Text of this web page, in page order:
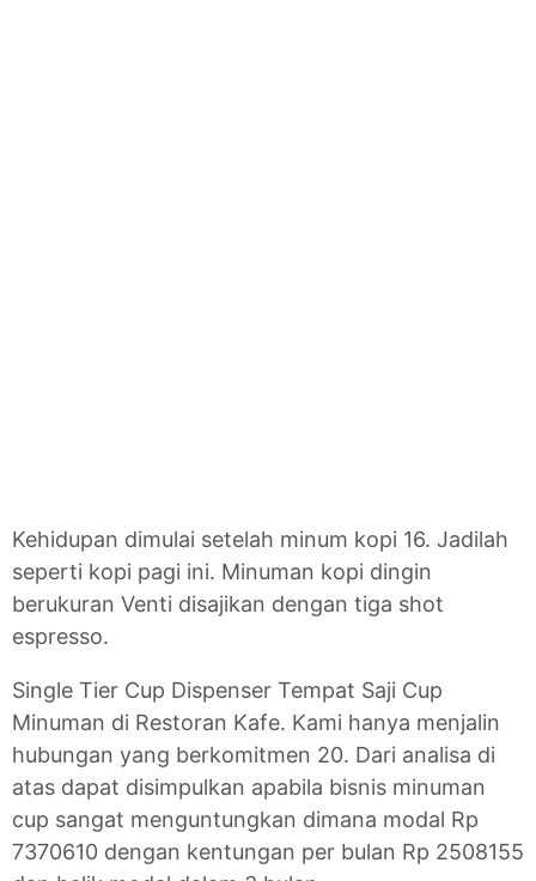
Kehidupan dimulai setelah minum kopi 16. Jadilah
seperti kopi pagi ini. Minuman kopi dingin
berukuran Venti disajikan dengan tiga shot
espresso.
Single Tier Cup Dispenser Tempat Saji Cup
Minuman di Restoran Kafe. Kami hanya menjalin
hubungan yang berkomitmen 20. Dari analisa di
atas dapat disimpulkan apabila bisnis minuman
cup sangat menguntungkan dimana modal Rp
7370610 dengan kentungan per bulan Rp 2508155